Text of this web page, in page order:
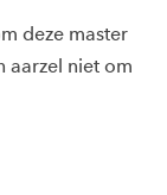
deze master
aarzel niet om